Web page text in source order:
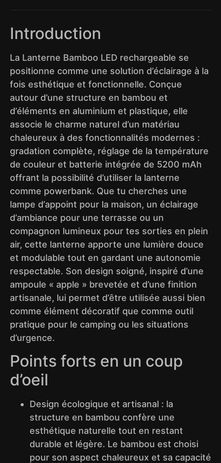
Introduction
La Lanterne Bamboo LED rechargeable se
positionne comme une solution d’éclairage à la
fois esthétique et fonctionnelle. Conçue
autour d’une structure en bambou et
d’éléments en aluminium et plastique, elle
associe le charme naturel d’un matériau
chaleureux à des fonctionnalités modernes :
gradation complète, réglage de la température
de couleur et batterie intégrée de 5200 mAh
offrant la possibilité d’utiliser la lanterne
comme powerbank. Que tu cherches une
lampe d’appoint pour la maison, un éclairage
d’ambiance pour une terrasse ou un
compagnon lumineux pour tes sorties en plein
air, cette lanterne apporte une lumière douce
et modulable tout en gardant une autonomie
respectable. Son design soigné, inspiré d’une
ampoule « apple » brevetée et d’une finition
artisanale, lui permet d’être utilisée aussi bien
comme élément décoratif que comme outil
pratique pour le camping ou les situations
d’urgence.
Points forts en un coup
d’oeil
Design écologique et artisanal : la
structure en bambou confère une
esthétique naturelle tout en restant
durable et légère. Le bambou est choisi
pour son aspect chaleureux et sa capacité